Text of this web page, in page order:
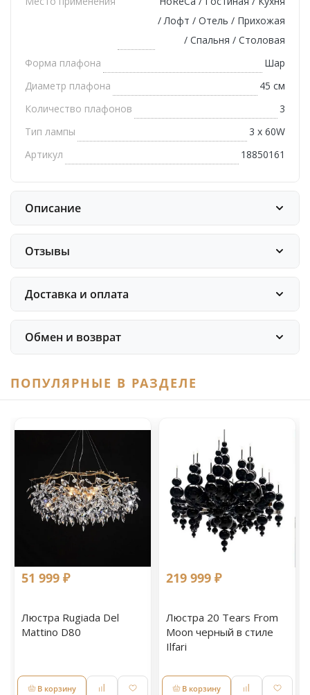
/ Лофт / Отель / Прихожая
/ Спальня / Столовая
Форма плафона
Шар
Диаметр плафона
45 см
Количество плафонов
3
Тип лампы
3 х 60W
Артикул
18850161
Описание
Отзывы
Доставка и оплата
Обмен и возврат
ПОПУЛЯРНЫЕ В РАЗДЕЛЕ
51 999 ₽
Люстра Rugiada Del
Mattino D80
В корзину
219 999 ₽
Люстра 20 Tears From
Moon черный в стиле
Ilfari
В корзину